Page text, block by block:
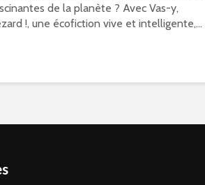
de la planète ? Avec Vas-y,
!, une écofiction vive et intelligente,...